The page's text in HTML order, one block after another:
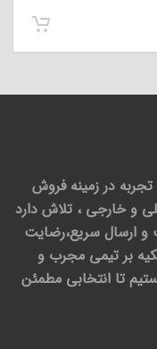
تجربه در زمینه فروش
و خارجی ، تلاش دارد
و ارسال سریع،رضایت
بر تیمی مجرب و
تا انتخابی مطمئن